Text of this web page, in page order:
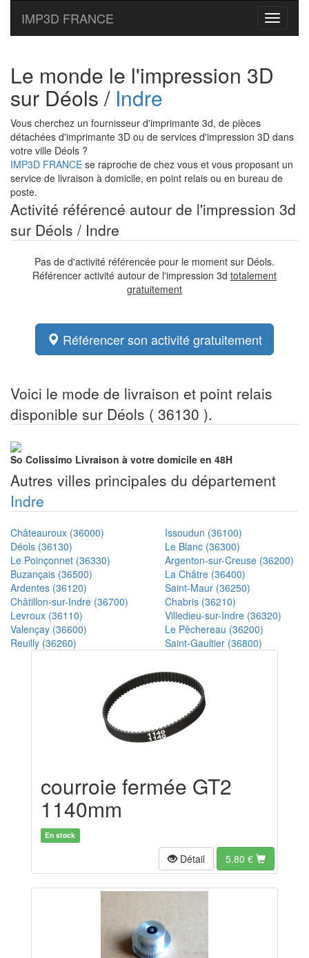
Toggle
IMP3D FRANCE
Le monde le l'impression 3D
sur Déols / Indre
Vous cherchez un fournisseur d'imprimante 3d, de pièces
détachées d'imprimante 3D ou de services d'impression 3D dans
votre ville Déols ?
IMP3D FRANCE se raproche de chez vous et vous proposant un
service de livraison à domicile, en point relais ou en bureau de
poste.
Activité référencé autour de l'impression 3d
sur Déols / Indre
Pas de d'activité référencée pour le moment sur Déols.
Référencer activité autour de l'impression 3d totalement
gratuitement
Référencer son activité gratuitement
Voici le mode de livraison et point relais
disponible sur Déols ( 36130 ).
So Colissimo Livraison à votre domicile en 48H
Autres villes principales du département
Indre
Châteauroux (36000)
Issoudun (36100)
Déols (36130)
Le Blanc (36300)
Le Poinçonnet (36330)
Argenton-sur-Creuse (36200)
Buzançais (36500)
La Châtre (36400)
Ardentes (36120)
Saint-Maur (36250)
Châtillon-sur-Indre (36700)
Chabris (36210)
Levroux (36110)
Villedieu-sur-Indre (36320)
Valençay (36600)
Le Pêchereau (36200)
Reuilly (36260)
Saint-Gaultier (36800)
courroie fermée GT2
1140mm
En stock
Détail 5.80 €